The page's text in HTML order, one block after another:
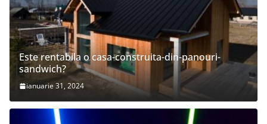
Este rentabila o casa-construita-din-panouri-
sandwich?
ianuarie 31, 2024